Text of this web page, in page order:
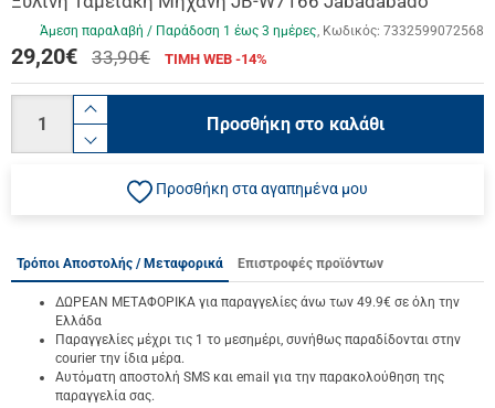
Άμεση παραλαβή / Παράδoση 1 έως 3 ημέρες Κωδικός: 7332599072568
29,20€ 33,90€ ΤΙΜΗ WEB -14%
product.increase.quantity
product.decrease.quantity
Προσθήκη στο καλάθι
Προσθήκη στα αγαπημένα μου
Τρόποι Αποστολής / Μεταφορικά Επιστροφές προϊόντων
ΔΩΡΕΑΝ ΜΕΤΑΦΟΡΙΚΑ για παραγγελίες άνω των 49.9€ σε όλη την
Ελλάδα
Παραγγελίες μέχρι τις 1 το μεσημέρι, συνήθως παραδίδονται στην
courier την ίδια μέρα.
Αυτόματη αποστολή SMS και email για την παρακολούθηση της
παραγγελία σας.